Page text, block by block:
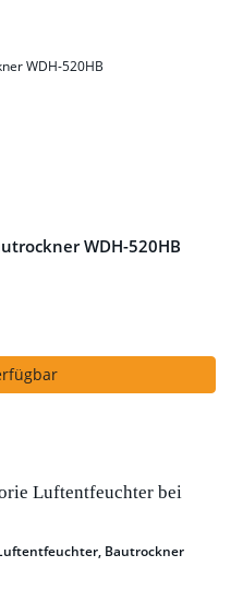
WDH-520HB
Luftentfeuchter bei
Bautrockner